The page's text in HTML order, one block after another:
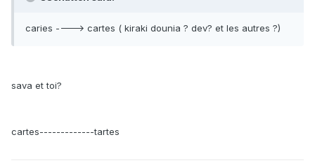
caries ----> cartes ( kiraki dounia ? dev? et les autres ?)
sava et toi?
cartes-------------tartes